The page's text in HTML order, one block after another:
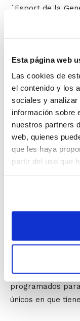
Esta página web
Las cookies de
el contenido y los
sociales y
información sobre
nuestros partners
web, quienes
que les haya
partir del uso que
´Esport de la
diseñado con la
Se convocan los
IV Curso de
intensivo mes de
V Curso de
intensivo mes de
VI Curso de
intensivo mes de
Todas aquellas
suscribir
presente
formación
inician en marzo
programados
únicos en que